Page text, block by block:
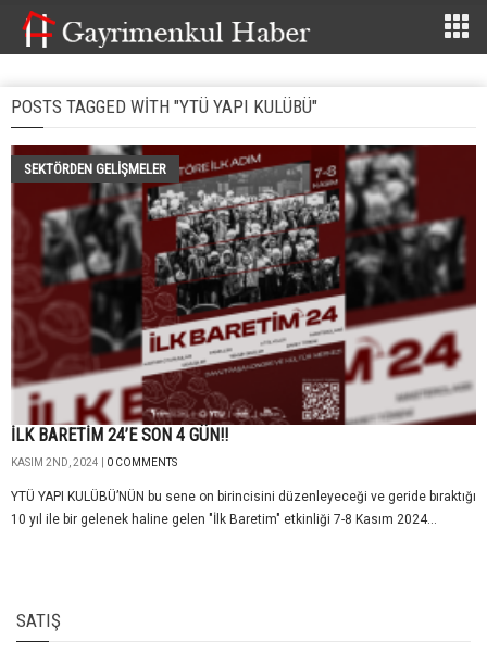
POSTS TAGGED WITH "YTÜ YAPI KULÜBÜ"
SEKTÖRDEN GELIŞMELER
İLK BARETİM 24’E SON 4 GÜN!!
KASIM 2ND, 2024 | 0 COMMENTS
YTÜ YAPI KULÜBÜ’NÜN bu sene on birincisini düzenleyeceği ve geride bıraktığı
10 yıl ile bir gelenek haline gelen "İlk Baretim" etkinliği 7-8 Kasım 2024...
SATIŞ